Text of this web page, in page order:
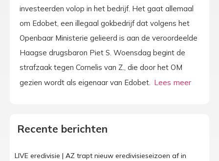
investeerden volop in het bedrijf. Het gaat allemaal
om Edobet, een illegaal gokbedrijf dat volgens het
Openbaar Ministerie gelieerd is aan de veroordeelde
Haagse drugsbaron Piet S. Woensdag begint de
strafzaak tegen Cornelis van Z., die door het OM
gezien wordt als eigenaar van Edobet.
Recente berichten
LIVE eredivisie | AZ trapt nieuw eredivisieseizoen af in